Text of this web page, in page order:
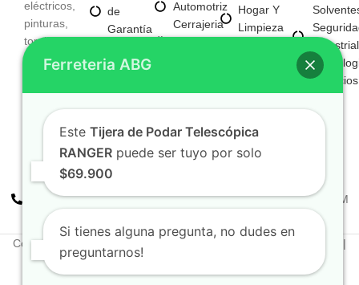
eléctricos,
pinturas,
tornillería,
Aseo,
entre
de
Garantía
de
Automotriz
Cerrajeria
E
Iluminacion
Fijaciones
Y
Hogar Y
Limpieza
Construccion
De Negocio
Nuevo
Industrial
Servicios
+57 310 2938411
FERREPINTURASABG123@GMAIL.COM
Copyright © 2025. Todos los derechos reservados Ferreteriaabg |
Política de privacidad
Elaborado porNaotechdigital
Ferreteria ABG
Este Tijera de Podar Telescópica
RANGER puede ser tuyo por solo
$69.900
Si tienes alguna pregunta, no dudes en
preguntarnos!